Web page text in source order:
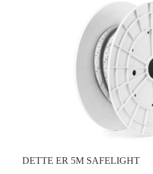
DETTE ER 5M SAFELIGHT